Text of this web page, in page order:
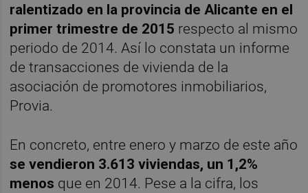
ralentizado en la provincia de Alicante en el
primer trimestre de 2015 respecto al mismo
periodo de 2014. Así lo constata un informe
de transacciones de vivienda de la
asociación de promotores inmobiliarios,
Provia.
En concreto, entre enero y marzo de este año
se vendieron 3.613 viviendas, un 1,2%
menos que en 2014. Pese a la cifra, los